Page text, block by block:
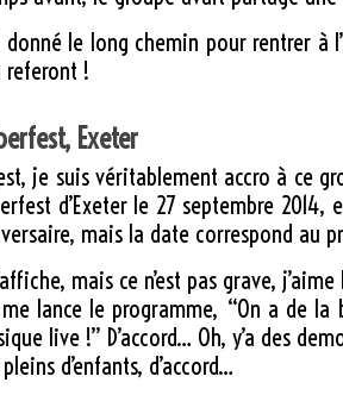
le long chemin pour rentrer à
referont !
Exeter
je suis véritablement accro à ce
d’Exeter le 27 septembre
mais la date correspond
mais ce n’est pas grave,
lance le programme, “On a de
live !” D’accord… Oh, y’a des
d’enfants, d’accord…